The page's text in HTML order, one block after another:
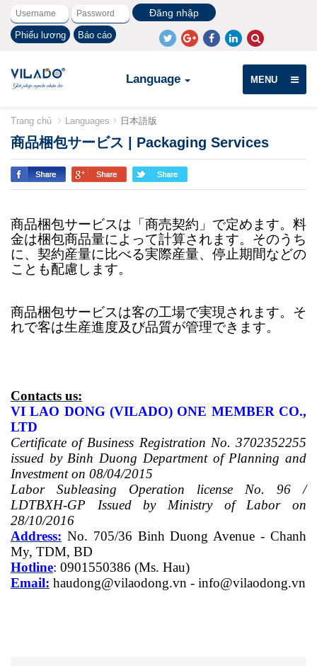
Phiếu lương Báo cáo
Language MENU
Trang chủ Languages 日本語版
商品梱包サービス | Packaging Services
商品梱包サービスは「商売契約」で定めます。料
金は梱包商品量によって計算されます。そのうち
に、契約産量に比べる実際産量、停止期間などの
ことも配慮します。
商品梱包サービスは客の工場で実現されます。そ
れで客は生産進度及び品質が管理できます。
Contacts us:
VI LAO DONG (VILADO) ONE MEMBER CO.,
LTD
Certificate of Business Registration No. 3702352255
issued by Binh Duong Department of Planning and
Investment on 08/04/2015
Labor Subleasing Operation license No. 96 /
LDTBXH-GP Issued by Ministry of Labor on
28/10/2016
Address: No. 705/36 Binh Duong Avenue - Chanh
My, TDM, BD
Hotline: 0901550386 (Ms. Hau)
Email: haudong@vilaodong.vn - info@vilaodong.vn